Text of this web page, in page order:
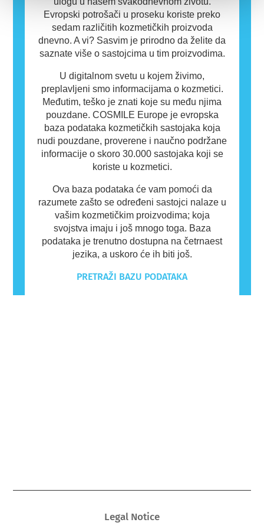
Evropski potrošači u proseku koriste preko
sedam različitih kozmetičkih proizvoda
dnevno. A vi? Sasvim je prirodno da želite da
saznate više o sastojcima u tim proizvodima.
U digitalnom svetu u kojem živimo,
preplavljeni smo informacijama o kozmetici.
Međutim, teško je znati koje su među njima
pouzdane. COSMILE Europe je evropska
baza podataka kozmetičkih sastojaka koja
nudi pouzdane, proverene i naučno podržane
informacije o skoro 30.000 sastojaka koji se
koriste u kozmetici.
Ova baza podataka će vam pomoći da
razumete zašto se određeni sastojci nalaze u
vašim kozmetičkim proizvodima; koja
svojstva imaju i još mnogo toga. Baza
podataka je trenutno dostupna na četrnaest
jezika, a uskoro će ih biti još.
PRETRAŽI BAZU PODATAKA
Legal Notice